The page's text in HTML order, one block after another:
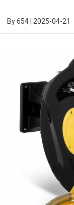
By654 2025-04-21